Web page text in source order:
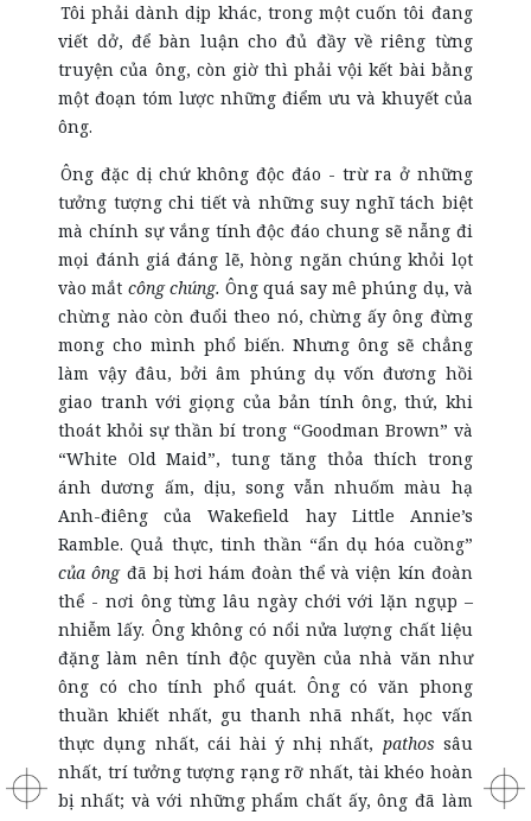
Tôi phải dành dịp khác, trong một cuốn tôi đang
viết dở, để bàn luận cho đủ đầy về riêng từng
truyện của ông, còn giờ thì phải vội kết bài bằng
một đoạn tóm lược những điểm ưu và khuyết của
ông.
Ông đặc dị chứ không độc đáo - trừ ra ở những
tưởng tượng chi tiết và những suy nghĩ tách biệt
mà chính sự vắng tính độc đáo chung sẽ nẫng đi
mọi đánh giá đáng lẽ, hòng ngăn chúng khỏi lọt
vào mắt công chúng. Ông quá say mê phúng dụ, và
chừng nào còn đuổi theo nó, chừng ấy ông đừng
mong cho mình phổ biến. Nhưng ông sẽ chẳng
làm vậy đâu, bởi âm phúng dụ vốn đương hồi
giao tranh với giọng của bản tính ông, thứ, khi
thoát khỏi sự thần bí trong “Goodman Brown” và
“White Old Maid”, tung tăng thỏa thích trong
ánh dương ấm, dịu, song vẫn nhuốm màu hạ
Anh-điêng của Wakefield hay Little Annie’s
Ramble. Quả thực, tinh thần “ẩn dụ hóa cuồng”
của ôngđã bị hơi hám đoàn thể và viện kín đoàn
thể - nơi ông từng lâu ngày chới với lặn ngụp –
nhiễm lấy. Ông không có nổi nửa lượng chất liệu
đặng làm nên tính độc quyền của nhà văn như
ông có cho tính phổ quát. Ông có văn phong
thuần khiết nhất, gu thanh nhã nhất, học vấn
thực dụng nhất, cái hài ý nhị nhất, pathos sâu
nhất, trí tưởng tượng rạng rỡ nhất, tài khéo hoàn
bị nhất; và với những phẩm chất ấy, ông đã làm